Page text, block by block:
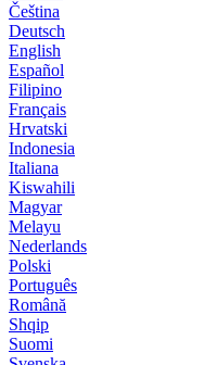
Čeština
Deutsch
English
Español
Filipino
Français
Hrvatski
Indonesia
Italiana
Kiswahili
Magyar
Melayu
Nederlands
Polski
Português
Română
Shqip
Suomi